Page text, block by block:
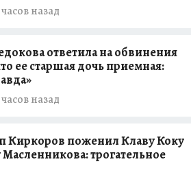
часов назад
ответила на обвинения
ее старшая дочь приемная:
часов назад
Киркоров поженил Клаву Коку
трогательное